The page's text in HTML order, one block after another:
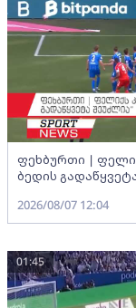
ფეხბურთი |
ბედის
2026/08/07 12:04
01:45